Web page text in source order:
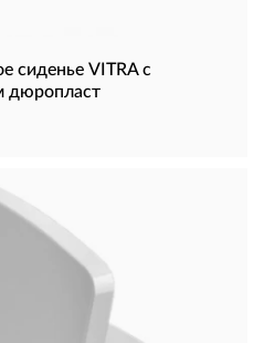
сиденье VITRA с
дюропласт